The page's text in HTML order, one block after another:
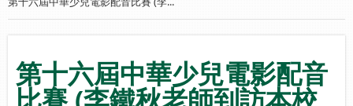
第十六屆中華少兒電影配音